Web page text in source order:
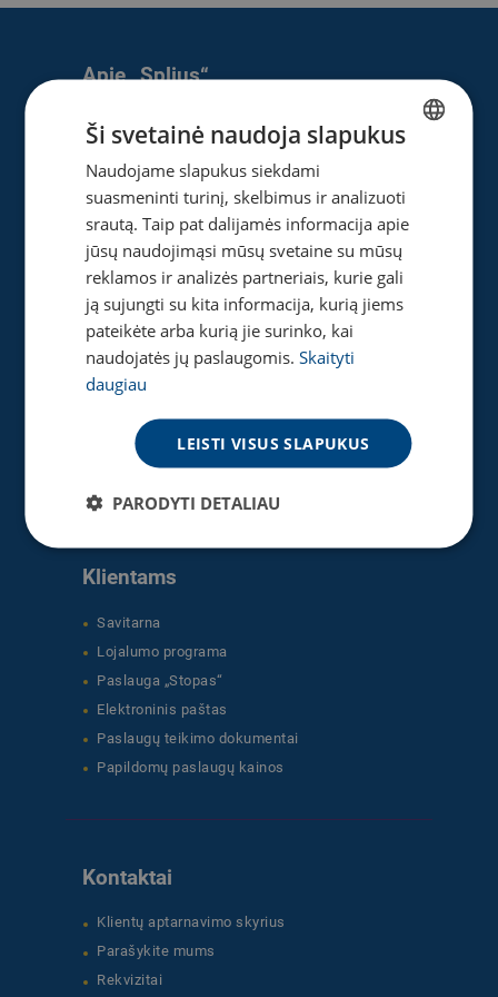
Apie „Splius“
Naujienos
Karjera
Privatumo ir slapukų politika
Naudinga
Gaukite pasiūlymą
Tinklaraštis
Greičio matuoklė
Klientams
Savitarna
Lojalumo programa
Paslauga „Stopas“
Elektroninis paštas
Paslaugų teikimo dokumentai
Papildomų paslaugų kainos
Kontaktai
Klientų aptarnavimo skyrius
Parašykite mums
Rekvizitai
ENGLISH
Ši svetainė naudoja slapukus
Naudojame slapukus siekdami
suasmeninti turinį, skelbimus ir analizuoti
srautą. Taip pat dalijamės informacija apie
jūsų naudojimąsi mūsų svetaine su mūsų
reklamos ir analizės partneriais, kurie gali
ją sujungti su kita informacija, kurią jiems
pateikėte arba kurią jie surinko, kai
naudojatės jų paslaugomis. Skaityti
daugiau
LEISTI VISUS SLAPUKUS
PARODYTI DETALIAU